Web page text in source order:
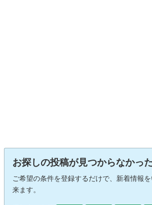
お探しの投稿が見つからなかっ
ご希望の条件を登録するだけで、新着情報
来ます。